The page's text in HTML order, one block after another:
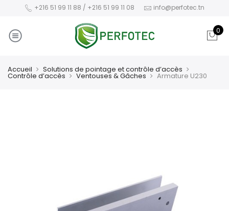
+216 51 99 11 88 / +216 51 99 11 08 info@perfotec.tn
0
Accueil Solutions de pointage et contrôle d’accès
Contrôle d’accès Ventouses & Gâches Armature U230